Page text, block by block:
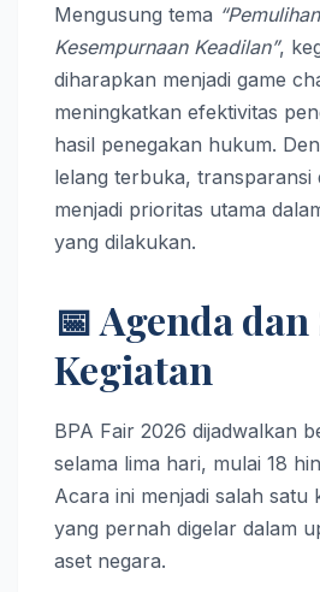
Mengusung tema
Kesempurnaan Keadilan”,
diharapkan menjadi game
meningkatkan efektivitas
hasil penegakan hukum.
lelang terbuka, transparansi
menjadi prioritas utama
yang dilakukan.
📅 Agenda
Kegiatan
BPA Fair 2026 dijadwalkan
selama lima hari, mulai 18
Acara ini menjadi salah satu
yang pernah digelar dalam
aset negara.